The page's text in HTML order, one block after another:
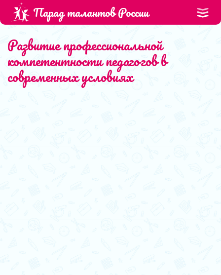
Парад талантов России
Развитие профессиональной
компетентности педагогов в
современных условиях